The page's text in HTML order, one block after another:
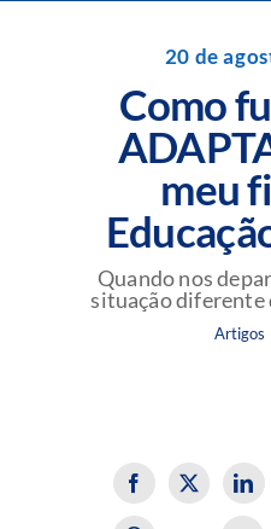
Perguntas
Blog da Rede
20 de
Como
meu
Quando nos
situação diferente
Artigos